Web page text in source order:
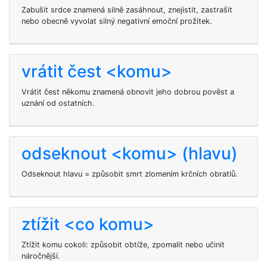
Zabušit srdce znamená silně zasáhnout, znejistit, zastrašit
nebo obecně vyvolat silný negativní emoční prožitek.
vrátit čest <komu>
Vrátit čest někomu znamená obnovit jeho dobrou pověst a
uznání od ostatních.
odseknout <komu> (hlavu)
Odseknout hlavu = způsobit smrt zlomením krčních obratlů.
ztížit <co komu>
Ztížit komu cokoli: způsobit obtíže, zpomalit nebo učinit
náročnější.